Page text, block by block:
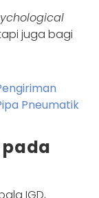
juga bagi
Pneumatik
IGD,